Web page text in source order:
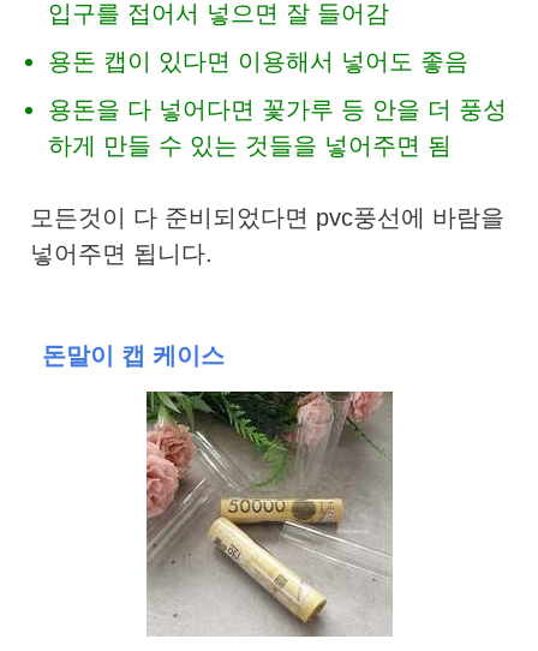
입구를 접어서 넣으면 잘 들어감
용돈 캡이 있다면 이용해서 넣어도 좋음
용돈을 다 넣어다면 꽃가루 등 안을 더 풍성
하게 만들 수 있는 것들을 넣어주면 됨
모든것이 다 준비되었다면 pvc풍선에 바람을
넣어주면 됩니다.
돈말이 캡 케이스